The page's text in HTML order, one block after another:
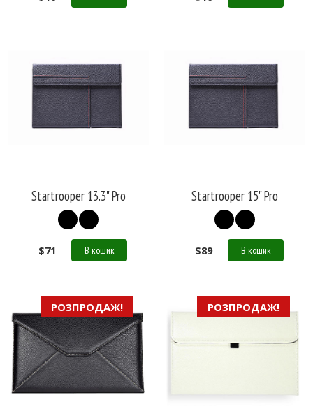
Startrooper 13.3" Pro
$71 В кошик
Startrooper 15" Pro
$89 В кошик
РОЗПРОДАЖ! РОЗПРОДАЖ!